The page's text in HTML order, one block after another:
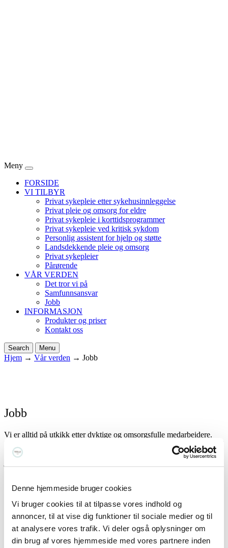
Denne hjemmeside bruger cookies
Vi bruger cookies til at tilpasse vores indhold og
annoncer, til at vise dig funktioner til sociale medier og til
at analysere vores trafik. Vi deler også oplysninger om
din brug af vores hjemmeside med vores partnere inden
Meny
FORSIDE
VI TILBYR
Privat sykepleie etter sykehusinnleggelse
Privat pleie og omsorg for eldre
Privat sykepleie i korttidsprogrammer
Privat sykepleie ved kritisk sykdom
Personlig assistent for hjelp og støtte
Landsdekkende pleie og omsorg
Privat sykepleier
Pårørende
VÅR VERDEN
Det tror vi på
Samfunnsansvar
Jobb
INFORMASJON
Produkter og priser
Kontakt oss
Search Menu
Hjem → Vår verden → Jobb
Jobb
Vi er alltid på utkikk etter dyktige og omsorgsfulle medarbeidere.
Har du lyst til å jobbe sammen med oss? Da kan du ringe oss på +47
400 12 034 eller sende en uoppfordret søknad til
Uansett hvordan du velger å kontakte oss, kan du stole på at vi
Ledige stillinger
Personlig assistent for våre kunder i Oslo og omegn